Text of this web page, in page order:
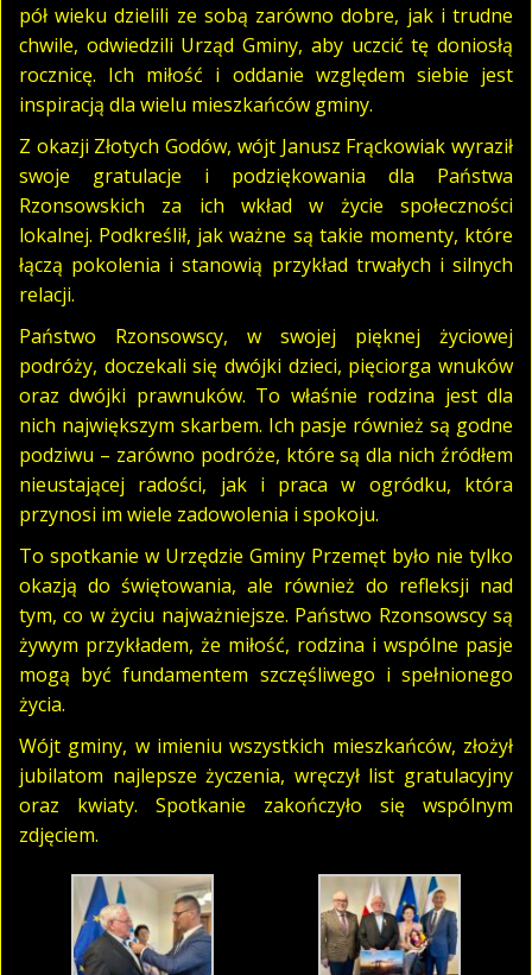
pół wieku dzielili ze sobą zarówno dobre, jak i trudne
chwile, odwiedzili Urząd Gminy, aby uczcić tę doniosłą
rocznicę. Ich miłość i oddanie względem siebie jest
inspiracją dla wielu mieszkańców gminy.
Z okazji Złotych Godów, wójt Janusz Frąckowiak wyraził
swoje gratulacje i podziękowania dla Państwa
Rzonsowskich za ich wkład w życie społeczności
lokalnej. Podkreślił, jak ważne są takie momenty, które
łączą pokolenia i stanowią przykład trwałych i silnych
relacji.
Państwo Rzonsowscy, w swojej pięknej życiowej
podróży, doczekali się dwójki dzieci, pięciorga wnuków
oraz dwójki prawnuków. To właśnie rodzina jest dla
nich największym skarbem. Ich pasje również są godne
podziwu – zarówno podróże, które są dla nich źródłem
nieustającej radości, jak i praca w ogródku, która
przynosi im wiele zadowolenia i spokoju.
To spotkanie w Urzędzie Gminy Przemęt było nie tylko
okazją do świętowania, ale również do refleksji nad
tym, co w życiu najważniejsze. Państwo Rzonsowscy są
żywym przykładem, że miłość, rodzina i wspólne pasje
mogą być fundamentem szczęśliwego i spełnionego
życia.
Wójt gminy, w imieniu wszystkich mieszkańców, złożył
jubilatom najlepsze życzenia, wręczył list gratulacyjny
oraz kwiaty. Spotkanie zakończyło się wspólnym
zdjęciem.